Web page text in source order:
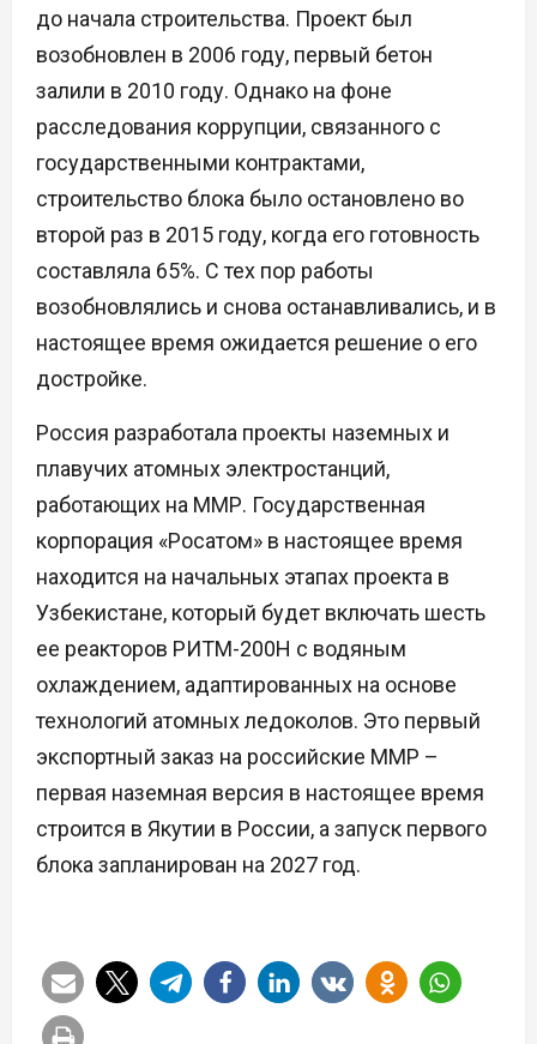
до начала строительства. Проект был
возобновлен в 2006 году, первый бетон
залили в 2010 году. Однако на фоне
расследования коррупции, связанного с
государственными контрактами,
строительство блока было остановлено во
второй раз в 2015 году, когда его готовность
составляла 65%. С тех пор работы
возобновлялись и снова останавливались, и в
настоящее время ожидается решение о его
достройке.
Россия разработала проекты наземных и
плавучих атомных электростанций,
работающих на ММР. Государственная
корпорация «Росатом» в настоящее время
находится на начальных этапах проекта в
Узбекистане, который будет включать шесть
ее реакторов РИТМ-200Н с водяным
охлаждением, адаптированных на основе
технологий атомных ледоколов. Это первый
экспортный заказ на российские ММР –
первая наземная версия в настоящее время
строится в Якутии в России, а запуск первого
блока запланирован на 2027 год.